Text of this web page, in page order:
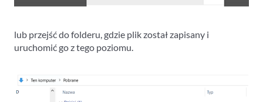
lub przejść do folderu, gdzie plik został zapisany i
uruchomić go z tego poziomu.